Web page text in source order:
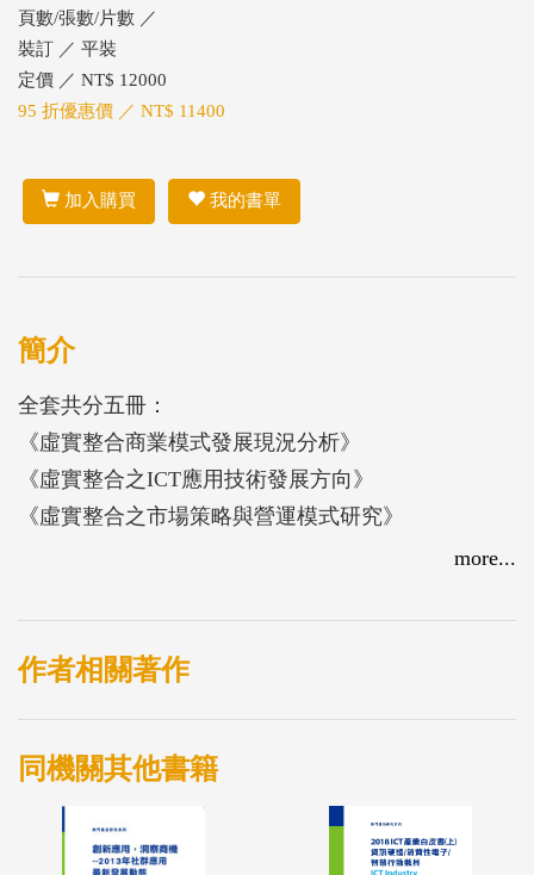
頁數/張數/片數 ／
裝訂 ／ 平裝
定價 ／ NT$ 12000
95 折優惠價 ／ NT$ 11400
加入購買 我的書單
簡介
全套共分五冊：
《虛實整合商業模式發展現況分析》
《虛實整合之ICT應用技術發展方向》
《虛實整合之市場策略與營運模式研究》
more...
作者相關著作
同機關其他書籍